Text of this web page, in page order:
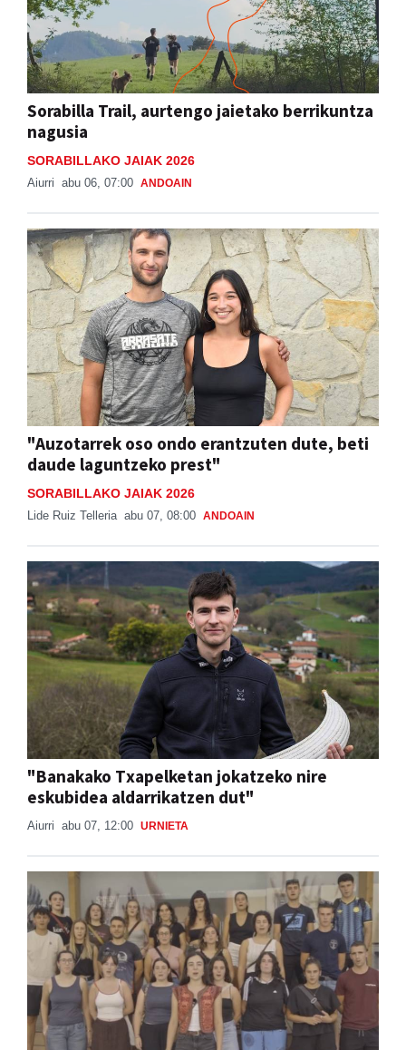
Sorabilla Trail, aurtengo jaietako berrikuntza
nagusia
SORABILLAKO JAIAK 2026
Aiurri abu 06, 07:00 ANDOAIN
"Auzotarrek oso ondo erantzuten dute, beti
daude laguntzeko prest"
SORABILLAKO JAIAK 2026
Lide Ruiz Telleria abu 07, 08:00 ANDOAIN
"Banakako Txapelketan jokatzeko nire
eskubidea aldarrikatzen dut"
Aiurri abu 07, 12:00 URNIETA